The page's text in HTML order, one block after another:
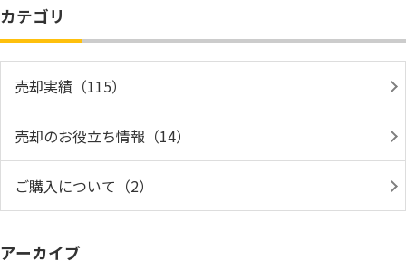
カテゴリ
売却実績（115）
売却のお役立ち情報（14）
ご購入について（2）
アーカイブ